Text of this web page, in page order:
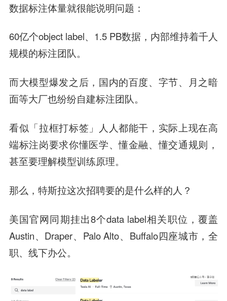
数据标注体量就很能说明问题：
60亿个object label、1.5 PB数据，内部维持着千人
规模的标注团队。
而大模型爆发之后，国内的百度、字节、月之暗
面等大厂也纷纷自建标注团队。
看似「拉框打标签」人人都能干，实际上现在高
端标注岗要求你懂医学、懂金融、懂交通规则，
甚至要理解模型训练原理。
那么，特斯拉这次招聘要的是什么样的人？
美国官网同期挂出8个data label相关职位，覆盖
Austin、Draper、Palo Alto、Buffalo四座城市，全
职、线下办公。